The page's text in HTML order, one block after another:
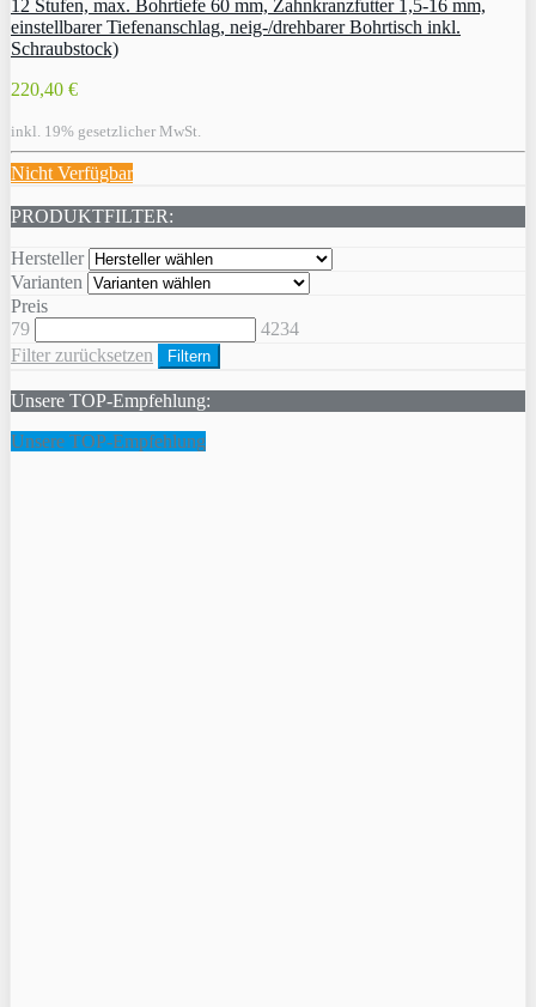
12 Stufen, max. Bohrtiefe 60 mm, Zahnkranzfutter 1,5-16 mm,
einstellbarer Tiefenanschlag, neig-/drehbarer Bohrtisch inkl.
Schraubstock)
220,40 €
inkl. 19% gesetzlicher MwSt.
Nicht Verfügbar
PRODUKTFILTER:
Hersteller
Varianten
Preis
79
4234
Filter zurücksetzen
Filtern
Unsere TOP-Empfehlung:
Unsere TOP-Empfehlung